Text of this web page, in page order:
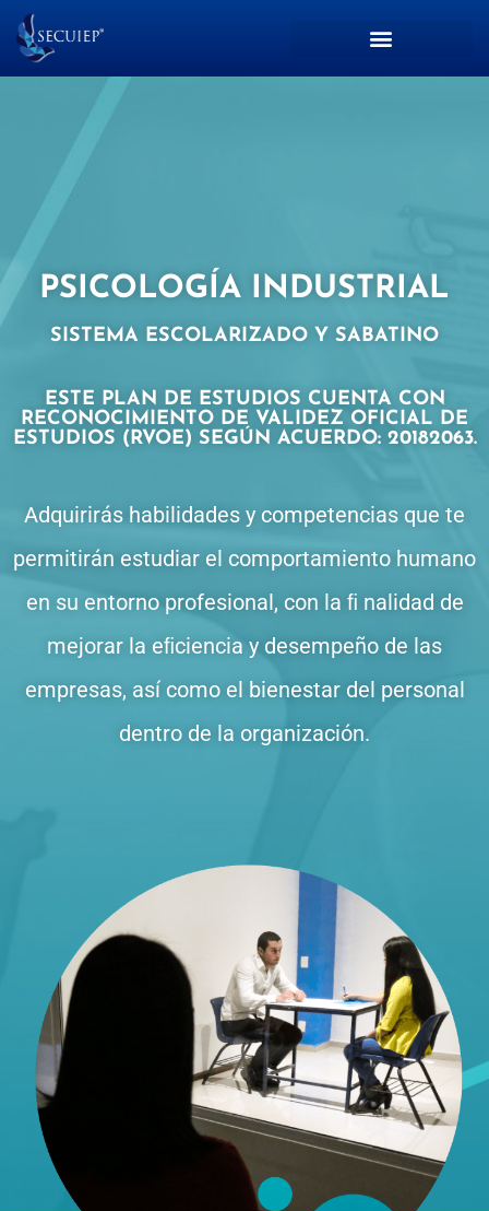
PSICOLOGÍA INDUSTRIAL
SISTEMA ESCOLARIZADO Y SABATINO
ESTE PLAN DE ESTUDIOS CUENTA CON
RECONOCIMIENTO DE VALIDEZ OFICIAL DE
ESTUDIOS (RVOE) SEGÚN ACUERDO: 20182063.
Adquirirás habilidades y competencias que te
permitirán estudiar el comportamiento humano
en su entorno profesional, con la ﬁ nalidad de
mejorar la eﬁciencia y desempeño de las
empresas, así como el bienestar del personal
dentro de la organización.